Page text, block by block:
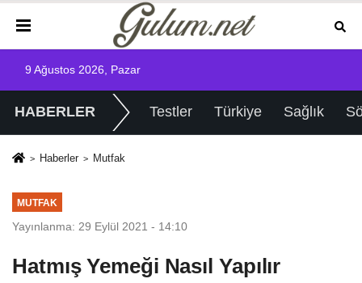
9 Ağustos 2026, Pazar
HABERLER Testler Türkiye Sağlık
Haberler Mutfak
MUTFAK
Yayınlanma: 29 Eylül 2021 - 14:10
Hatmış Yemeği Nasıl Yapılır